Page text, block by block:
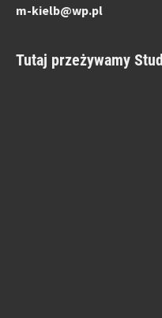
m-kielb@wp.pl
Tutaj przeżywamy